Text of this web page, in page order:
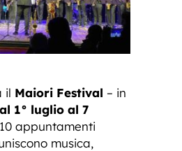
il Maiori Festival – in
1° luglio al 7
appuntamenti
musica,